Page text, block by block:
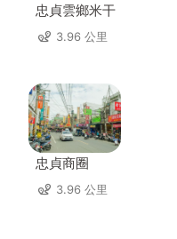
忠貞雲鄉米干
3.96 公里
忠貞商圈
3.96 公里